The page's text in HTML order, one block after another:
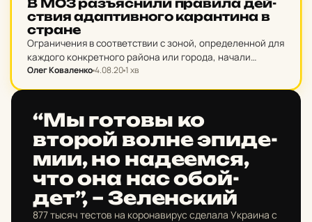
В МОЗ раз­ъяс­ни­ли пра­ви­ла дей­
ствия адап­тив­но­го ка­ран­ти­на в
стране
Ограничения в соответствии с зоной, определенной для
каждого конкретного района или города, начали
действовать на местах 3 августа. Они будут
Олег Коваленко4.08.201 хв
“Мы готовы ко
второй волне эпи­де­
мии, но на­д­е­ем­ся,
что она нас обой­
дет”, – Зе­лен­ский
877 тысяч тестов на коронавирус сделала Украина с